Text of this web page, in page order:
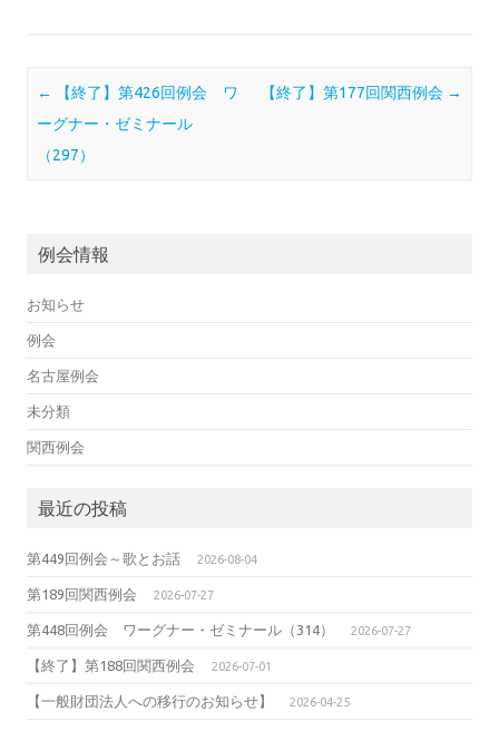
Post navigation
←
【終了】第426回例会 ワ
ーグナー・ゼミナール
（297）
【終了】第177回関西例会 →
例会情報
お知らせ
例会
名古屋例会
未分類
関西例会
最近の投稿
第449回例会～歌とお話 2026-08-04
第189回関西例会 2026-07-27
第448回例会 ワーグナー・ゼミナール（314） 2026-07-27
【終了】第188回関西例会 2026-07-01
【一般財団法人への移行のお知らせ】 2026-04-25